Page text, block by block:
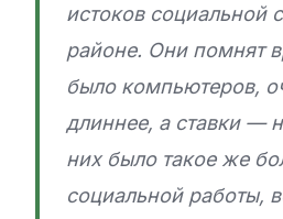
истоков социальной
районе. Они помнят
было компьютеров,
длиннее, а ставки —
них было такое же
социальной работы,